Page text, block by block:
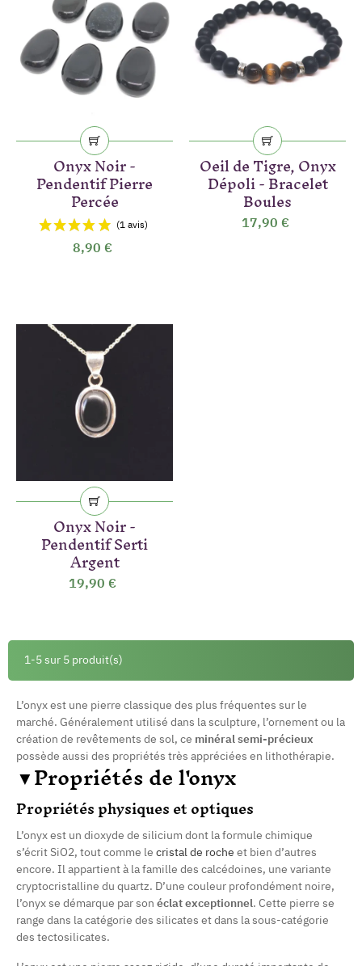
Onyx Noir -
Pendentif Pierre
Percée
8,90 €
Oeil de Tigre, Onyx
Dépoli - Bracelet
Boules
17,90 €
Onyx Noir -
Pendentif Serti
Argent
19,90 €
1-5 sur 5 produit(s)
L’onyx est une pierre classique des plus fréquentes sur le
marché. Généralement utilisé dans la sculpture, l’ornement ou la
création de revêtements de sol, ce minéral semi-précieux
possède aussi des propriétés très appréciées en lithothérapie.
▼Propriétés de l'onyx
Propriétés physiques et optiques
L’onyx est un dioxyde de silicium dont la formule chimique
s’écrit SiO2, tout comme le cristal de roche et bien d’autres
encore. Il appartient à la famille des calcédoines, une variante
cryptocristalline du quartz. D’une couleur profondément noire,
l’onyx se démarque par son éclat exceptionnel. Cette pierre se
range dans la catégorie des silicates et dans la sous-catégorie
des tectosilicates.